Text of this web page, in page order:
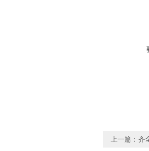
上一篇： 齐